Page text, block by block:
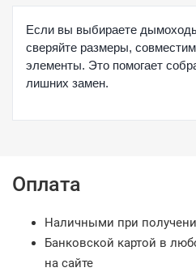
Если вы выбираете
сверяйте размеры,
элементы. Это помогает
лишних замен.
Оплата
Наличными при
Банковской картой в
на сайте